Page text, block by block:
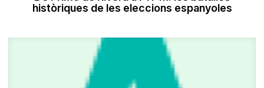
històriques de les eleccions espanyoles